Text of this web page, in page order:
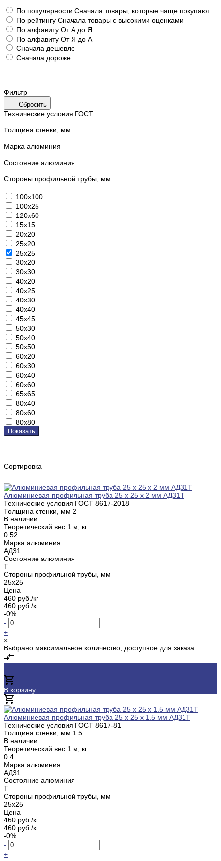
По популярности Сначала товары, которые чаще покупают
По рейтингу Сначала товары с высокими оценками
По алфавиту От А до Я
По алфавиту От Я до А
Сначала дешевле
Сначала дороже
Фильтр
Сбросить
Технические условия ГОСТ
Толщина стенки, мм
Марка алюминия
Состояние алюминия
Стороны профильной трубы, мм
100х100
100х25
120х60
15х15
20х20
25х20
25х25
30х20
30х30
40х20
40х25
40х30
40х40
45х45
50х30
50х40
50х50
60х20
60х30
60х40
60х60
65х65
80х40
80х60
80х80
Показать
Сортировка
Алюминиевая профильная труба 25 х 25 х 2 мм АД31Т
Технические условия ГОСТ 8617-2018
Толщина стенки, мм 2
В наличии
Теоретический вес 1 м, кг
0.52
Марка алюминия
АД31
Состояние алюминия
Т
Стороны профильной трубы, мм
25х25
Цена
460 руб./кг
460 руб./кг
-0%
-
+
×
Выбрано максимальное количество, доступное для заказа
В корзину
Алюминиевая профильная труба 25 х 25 х 1.5 мм АД31Т
Технические условия ГОСТ 8617-81
Толщина стенки, мм 1.5
В наличии
Теоретический вес 1 м, кг
0.4
Марка алюминия
АД31
Состояние алюминия
Т
Стороны профильной трубы, мм
25х25
Цена
460 руб./кг
460 руб./кг
-0%
-
+